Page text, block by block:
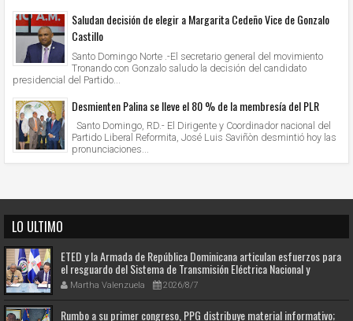
Saludan decisión de elegir a Margarita Cedeño Vice de Gonzalo
Castillo
Santo Domingo Norte .-El secretario general del movimiento
Tronando con Gonzalo saludo la decisión del candidato
presidencial del Partido...
Desmienten Palina se lleve el 80 % de la membresía del PLR
Santo Domingo, RD.- El Dirigente y Coordinador nacional del
Partido Liberal Reformita, José Luis Saviñòn desmintió hoy las
pronunciaciones...
LO ULTIMO
ETED y la Armada de República Dominicana articulan esfuerzos para
el resguardo del Sistema de Transmisión Eléctrica Nacional y
fortalecimiento de capacidades.
Martha Valenzuela 2026/8/7
Rumbo a su primer congreso, PPG distribuye material informativo;